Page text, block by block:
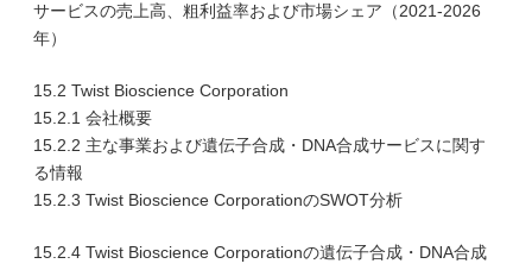
サービスの売上高、粗利益率および市場シェア（2021-2026
年）
15.2 Twist Bioscience Corporation
15.2.1 会社概要
15.2.2 主な事業および遺伝子合成・DNA合成サービスに関す
る情報
15.2.3 Twist Bioscience CorporationのSWOT分析
15.2.4 Twist Bioscience Corporationの遺伝子合成・DNA合成